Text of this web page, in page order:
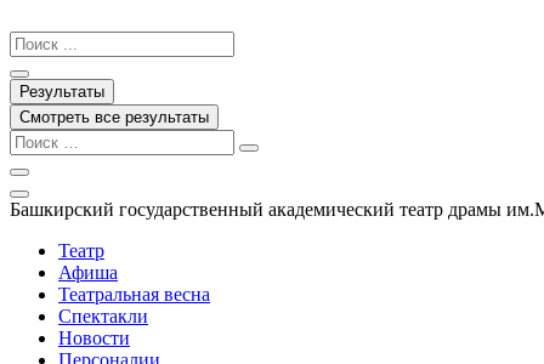
к
содержимому
Search
...
Результаты
Смотреть все результаты
Башкирский государственный академический театр драмы
Театр
Афиша
Театральная весна
Спектакли
Новости
Персоналии